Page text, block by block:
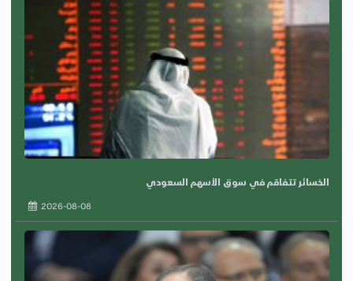
الخسائر تتفاقم في سوق الأسهم السعودي
2026-08-08